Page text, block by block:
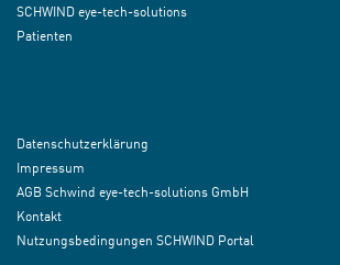
SCHWIND eye-tech-solutions
Patienten
Datenschutzerklärung
Impressum
AGB Schwind eye-tech-solutions GmbH
Kontakt
Nutzungsbedingungen SCHWIND Portal